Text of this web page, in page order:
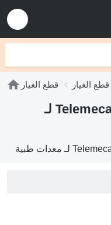
قطع الغيار
التجهيزات الكهربائية Telemecanique لـ